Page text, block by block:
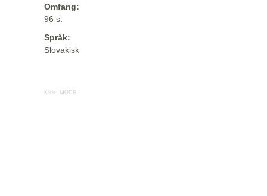
Omfang:
96 s.
Språk:
Slovakisk
Kilde: MODS